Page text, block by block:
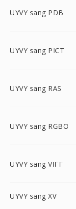
UYVY sang PDB
UYVY sang PICT
UYVY sang RAS
UYVY sang RGBO
UYVY sang VIFF
UYVY sang XV